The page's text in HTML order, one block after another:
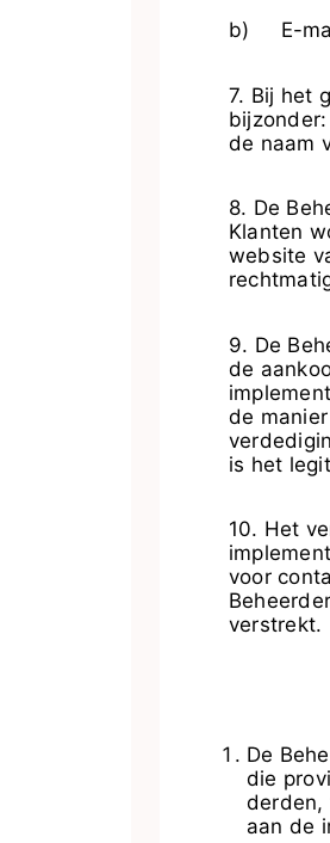
b) E-
7. Bij het
de naam
8. De
Klanten
website
9. De
de
de
is het
10. Het
voor
verstrekt.
De
die
derden,
aan de